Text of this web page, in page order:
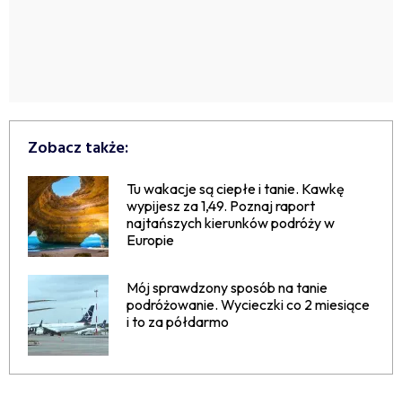
Zobacz także:
Tu wakacje są ciepłe i tanie. Kawkę
wypijesz za 1,49. Poznaj raport
najtańszych kierunków podróży w
Europie
Mój sprawdzony sposób na tanie
podróżowanie. Wycieczki co 2 miesiące
i to za półdarmo